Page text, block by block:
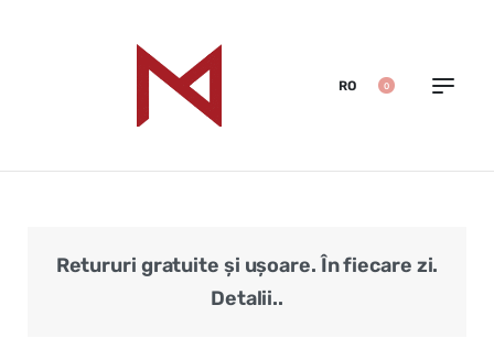
RO 0
Retururi gratuite și ușoare. În fiecare zi.
Detalii..